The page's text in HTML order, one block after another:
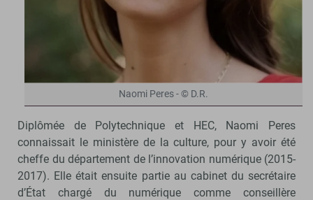
Naomi Peres - © D.R.
Diplômée de Polytechnique et HEC, Naomi Peres
connaissait le ministère de la culture, pour y avoir été
cheffe du département de l’innovation numérique (2015-
2017). Elle était ensuite partie au cabinet du secrétaire
d’État chargé du numérique comme conseillère